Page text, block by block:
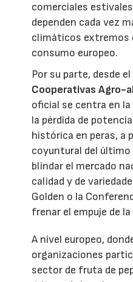
comerciales
dependen cada vez
climáticos extremos
consumo europeo.
Por su parte, desde el
Cooperativas Agro-
oficial se centra en la
la pérdida de
histórica en peras, a
coyuntural del último
blindar el mercado
calidad y de
Golden o la
frenar el empuje de
A nivel europeo,
organizaciones
sector de fruta de